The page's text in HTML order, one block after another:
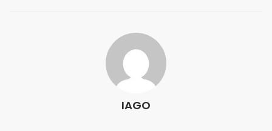
IAGO